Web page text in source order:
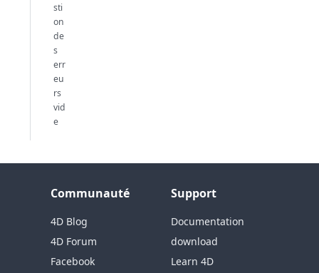
sti
on
de
s
err
eu
rs
vid
e
Communauté
4D Blog
4D Forum
Facebook
Support
Documentation
download
Learn 4D